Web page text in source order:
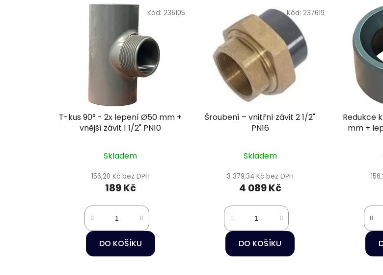
T-kus 90° - 2x lepení Ø50 mm +
vnější závit 1 1/2" PN10
Skladem
156,20 Kč bez DPH
189 Kč
DO KOŠÍKU
Kód: 236105
Šroubení – vnitřní závit 2 1/2"
PN16
Skladem
3 379,34 Kč bez DPH
4 089 Kč
DO KOŠÍKU
Kód: 237619
Redukce
mm +